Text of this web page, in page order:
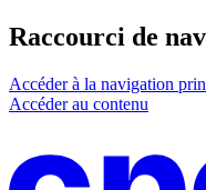
Raccourci de
Accéder à la navigation
Accéder au contenu